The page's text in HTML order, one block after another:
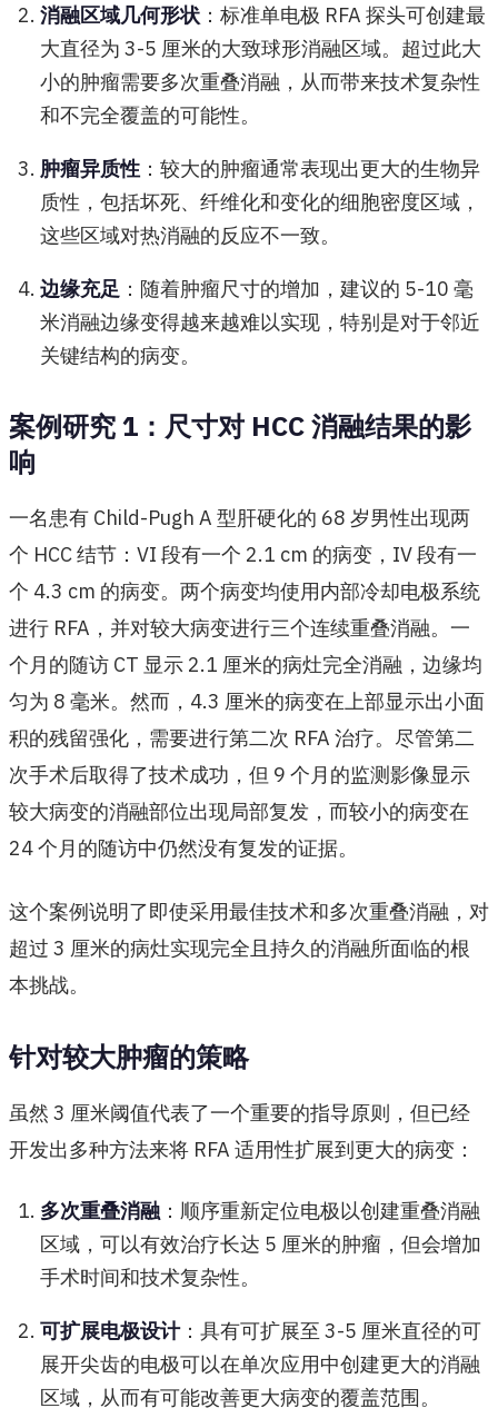
消融区域几何形状 ：标准单电极 RFA 探头可创建最
大直径为 3-5 厘米的大致球形消融区域。超过此大
小的肿瘤需要多次重叠消融，从而带来技术复杂性
和不完全覆盖的可能性。
肿瘤异质性 ：较大的肿瘤通常表现出更大的生物异
质性，包括坏死、纤维化和变化的细胞密度区域，
这些区域对热消融的反应不一致。
边缘充足 ：随着肿瘤尺寸的增加，建议的 5-10 毫
米消融边缘变得越来越难以实现，特别是对于邻近
关键结构的病变。
案例研究 1：尺寸对 HCC 消融结果的影
响
一名患有 Child-Pugh A 型肝硬化的 68 岁男性出现两
个 HCC 结节：VI 段有一个 2.1 cm 的病变，IV 段有一
个 4.3 cm 的病变。两个病变均使用内部冷却电极系统
进行 RFA，并对较大病变进行三个连续重叠消融。一
个月的随访 CT 显示 2.1 厘米的病灶完全消融，边缘均
匀为 8 毫米。然而，4.3 厘米的病变在上部显示出小面
积的残留强化，需要进行第二次 RFA 治疗。尽管第二
次手术后取得了技术成功，但 9 个月的监测影像显示
较大病变的消融部位出现局部复发，而较小的病变在
24 个月的随访中仍然没有复发的证据。
这个案例说明了即使采用最佳技术和多次重叠消融，对
超过 3 厘米的病灶实现完全且持久的消融所面临的根
本挑战。
针对较大肿瘤的策略
虽然 3 厘米阈值代表了一个重要的指导原则，但已经
开发出多种方法来将 RFA 适用性扩展到更大的病变：
多次重叠消融 ：顺序重新定位电极以创建重叠消融
区域，可以有效治疗长达 5 厘米的肿瘤，但会增加
手术时间和技术复杂性。
可扩展电极设计：具有可扩展至 3-5 厘米直径的可
展开尖齿的电极可以在单次应用中创建更大的消融
区域，从而有可能改善更大病变的覆盖范围。